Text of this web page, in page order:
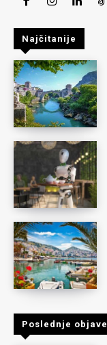
Najčitanije
Poslednje objave